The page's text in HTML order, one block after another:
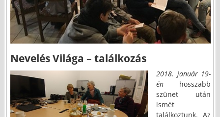
Nevelés Világa – találkozás
2018. január 19-
én hosszabb
szünet után
ismét
találkoztunk. Az